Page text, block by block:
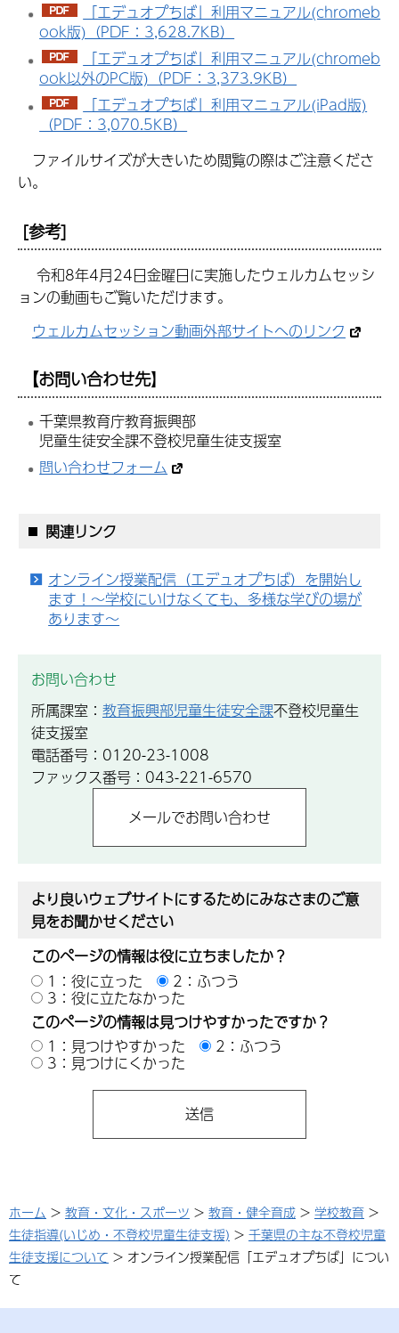
「エデュオプちば」利用マニュアル(chromeb
ook版)（PDF：3,628.7KB）
「エデュオプちば」利用マニュアル(chromeb
ook以外のPC版)（PDF：3,373.9KB）
「エデュオプちば」利用マニュアル(iPad版)
（PDF：3,070.5KB）
ファイルサイズが大きいため閲覧の際はご注意くださ
い。
[参考]
令和8年4月24日金曜日に実施したウェルカムセッシ
ョンの動画もご覧いただけます。
ウェルカムセッション動画外部サイトへのリンク
【お問い合わせ先】
千葉県教育庁教育振興部
児童生徒安全課不登校児童生徒支援室
問い合わせフォーム
関連リンク
オンライン授業配信（エデュオプちば）を開始し
ます！～学校にいけなくても、多様な学びの場が
あります～
お問い合わせ
所属課室： 教育振興部児童生徒安全課不登校児童生
徒支援室
電話番号：0120-23-1008
ファックス番号：043-221-6570
より良いウェブサイトにするためにみなさまのご意
見をお聞かせください
このページの情報は役に立ちましたか？
1：役に立った
2：ふつう
3：役に立たなかった
このページの情報は見つけやすかったですか？
1：見つけやすかった
2：ふつう
3：見つけにくかった
ホーム > 教育・文化・スポーツ > 教育・健全育成 > 学校教育 >
生徒指導(いじめ・不登校児童生徒支援) > 千葉県の主な不登校児童
生徒支援について > オンライン授業配信「エデュオプちば」につい
て